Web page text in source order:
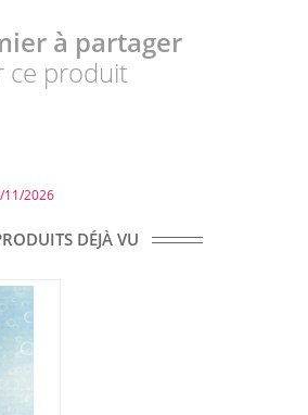
à partager
ce produit
11/2026
DÉJÀ VU